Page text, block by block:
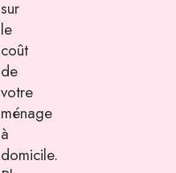
sur
le
coût
de
votre
ménage
à
domicile.